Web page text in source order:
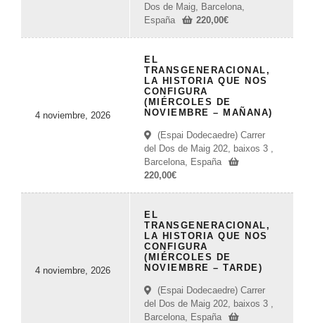
Dos de Maig, Barcelona,
España
220,00€
4 noviembre, 2026
EL
TRANSGENERACIONAL,
LA HISTORIA QUE NOS
CONFIGURA
(MIÉRCOLES DE
NOVIEMBRE – MAÑANA)
(Espai Dodecaedre) Carrer
del Dos de Maig 202, baixos 3 ,
Barcelona, España
220,00€
4 noviembre, 2026
EL
TRANSGENERACIONAL,
LA HISTORIA QUE NOS
CONFIGURA
(MIÉRCOLES DE
NOVIEMBRE – TARDE)
(Espai Dodecaedre) Carrer
del Dos de Maig 202, baixos 3 ,
Barcelona, España